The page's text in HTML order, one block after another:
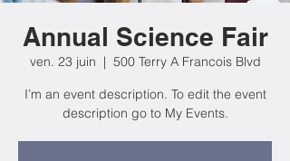
Annual Science Fair
ven. 23 juin
  |
500 Terry A Francois Blvd
I’m an event description. To edit the event
description go to My Events.